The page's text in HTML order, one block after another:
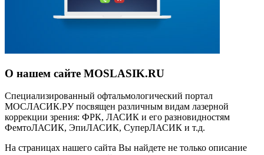
О нашем сайте MOSLASIK.RU
Специализированный офтальмологический портал
МОСЛАСИК.РУ посвящен различным видам лазерной
коррекции зрения: ФРК, ЛАСИК и его разновидностям
ФемтоЛАСИК, ЭпиЛАСИК, СуперЛАСИК и т.д.
На страницах нашего сайта Вы найдете не только описание